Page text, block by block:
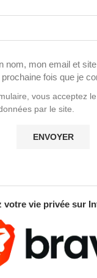
nom, mon email et
fois que je
vous acceptez
par le site.
votre vie privée sur